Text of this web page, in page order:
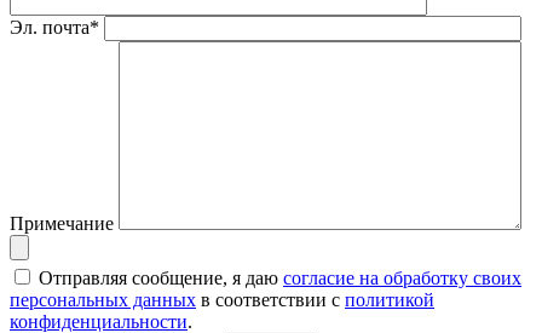
Эл. почта*
Примечание
Отправляя сообщение, я даю согласие на обработку своих
персональных данных в соответствии с политикой
конфиденциальности.